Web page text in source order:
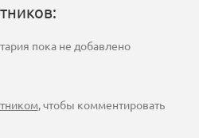
пока не добавлено
, чтобы комментировать